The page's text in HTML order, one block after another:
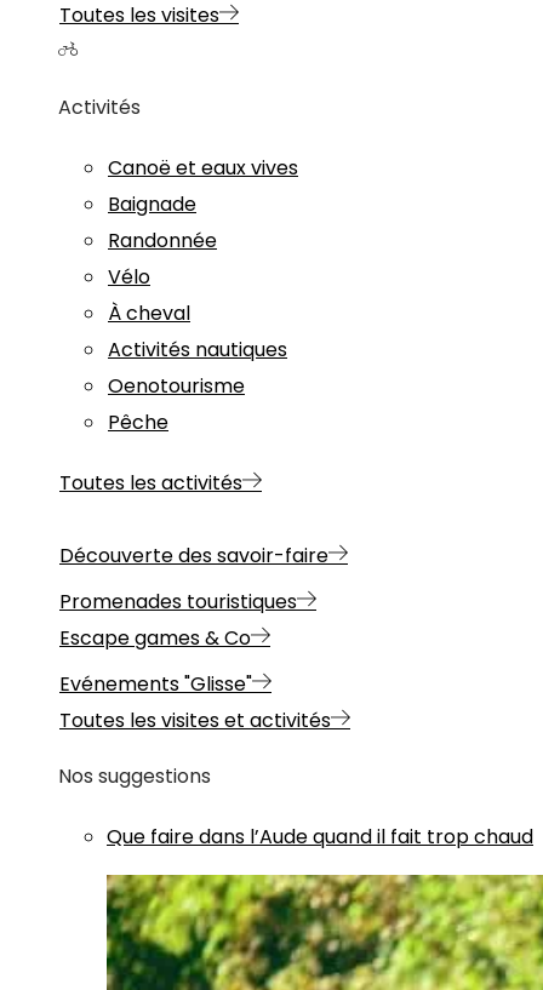
Toutes les visites
Activités
Canoë et eaux vives
Baignade
Randonnée
Vélo
À cheval
Activités nautiques
Oenotourisme
Pêche
Toutes les activités
Découverte des savoir-faire
Promenades touristiques
Escape games & Co
Evénements "Glisse"
Toutes les visites et activités
Nos suggestions
Que faire dans l’Aude quand il fait trop chaud